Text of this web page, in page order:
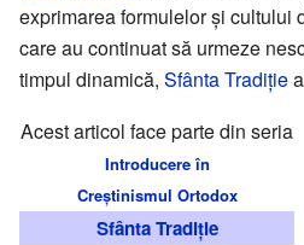
exprimarea formulelor şi cultului
care au continuat să urmeze
timpul dinamică, Sfânta Tradiţiea
Acest articol face parte din seria
Introducere în
Creștinismul Ortodox
Sfânta Tradiție